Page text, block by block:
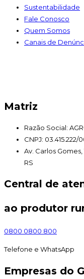
Sustentabilidade
Fale Conosco
Quem Somos
Canais de
Matriz
Razão Social:
CNPJ: 03.415.222/
Av. Carlos
RS
Central de
ao produtor
0800 0800 800
Telefone e WhatsApp
Empresas do